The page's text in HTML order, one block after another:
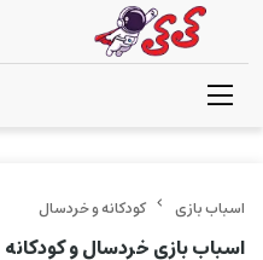
کودکانه و خردسال
اسباب بازی خردسال و کودکانه